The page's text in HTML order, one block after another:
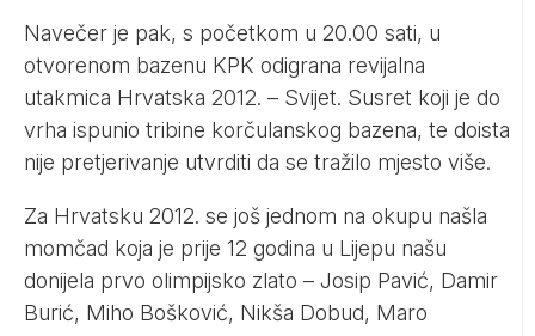
Navečer je pak, s početkom u 20.00 sati, u
otvorenom bazenu KPK odigrana revijalna
utakmica Hrvatska 2012. – Svijet. Susret koji je do
vrha ispunio tribine korčulanskog bazena, te doista
nije pretjerivanje utvrditi da se tražilo mjesto više.
Za Hrvatsku 2012. se još jednom na okupu našla
momčad koja je prije 12 godina u Lijepu našu
donijela prvo olimpijsko zlato – Josip Pavić, Damir
Burić, Miho Bošković, Nikša Dobud, Maro